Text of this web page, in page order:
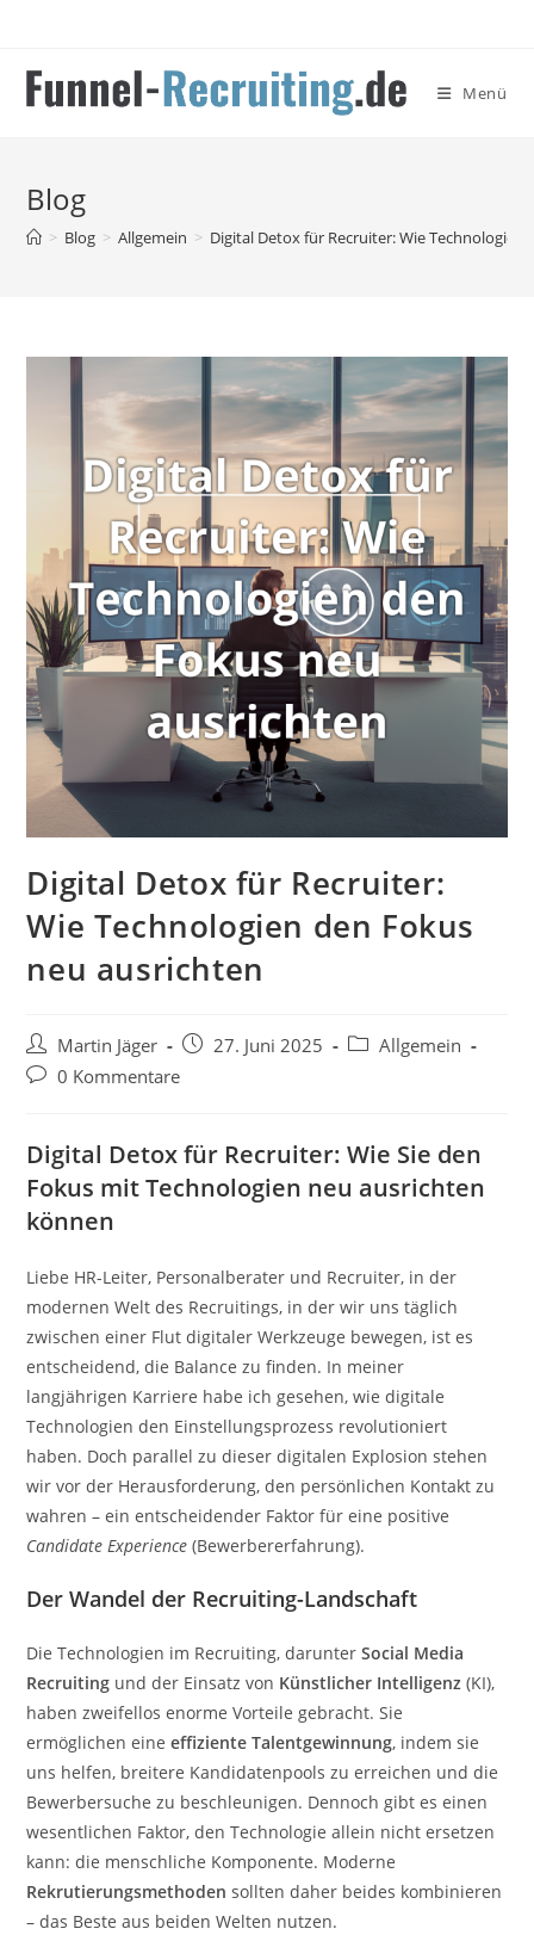
springen
Menü
Blog
> Blog > Allgemein > Digital Detox für Recruiter: Wie
Digital Detox für Recruiter:
Wie Technologien den Fokus
neu ausrichten
Beitrags-
Autor:
Martin Jäger
Beitrag27. Juni 2025
Beitrags-
Allgemein
Beitrags-
0 Kommentare
Digital Detox für Recruiter: Wie Sie den
Fokus mit Technologien neu ausrichten
können
Liebe HR-Leiter, Personalberater und Recruiter, in der
modernen Welt des Recruitings, in der wir uns täglich
zwischen einer Flut digitaler Werkzeuge bewegen, ist es
entscheidend, die Balance zu finden. In meiner
langjährigen Karriere habe ich gesehen, wie digitale
Technologien den Einstellungsprozess revolutioniert
haben. Doch parallel zu dieser digitalen Explosion stehen
wir vor der Herausforderung, den persönlichen Kontakt zu
wahren – ein entscheidender Faktor für eine positive
Candidate Experience (Bewerbererfahrung).
Der Wandel der Recruiting-Landschaft
Die Technologien im Recruiting, darunterSocial Media
Recruiting und der Einsatz von Künstlicher Intelligenz (KI),
haben zweifellos enorme Vorteile gebracht. Sie
ermöglichen eineeffiziente Talentgewinnung, indem sie
uns helfen, breitere Kandidatenpools zu erreichen und die
Bewerbersuche zu beschleunigen. Dennoch gibt es einen
wesentlichen Faktor, den Technologie allein nicht ersetzen
kann: die menschliche Komponente. Moderne
Rekrutierungsmethoden sollten daher beides kombinieren
– das Beste aus beiden Welten nutzen.